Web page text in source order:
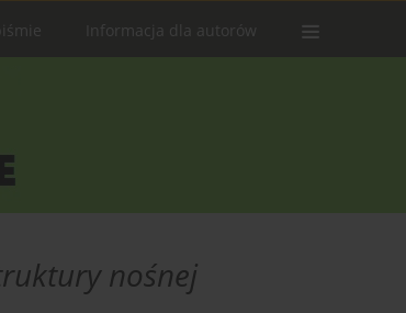
Informacja dla autorów
nośnej